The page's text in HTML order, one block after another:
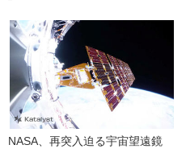
NASA、再突入迫る宇宙望遠鏡